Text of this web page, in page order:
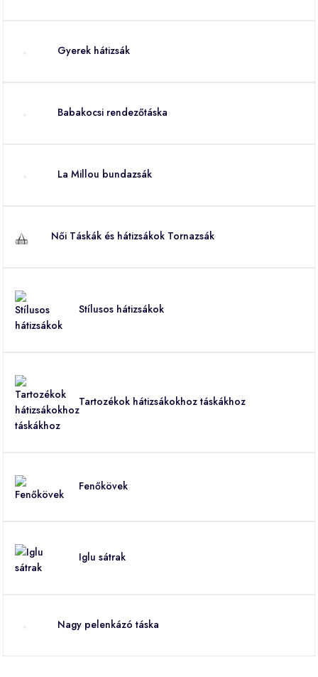
Gyerek hátizsák
Babakocsi rendezőtáska
La Millou bundazsák
Női Táskák és hátizsákok Tornazsák
Stílusos hátizsákok
Tartozékok hátizsákokhoz táskákhoz
Fenőkövek
Iglu sátrak
Nagy pelenkázó táska